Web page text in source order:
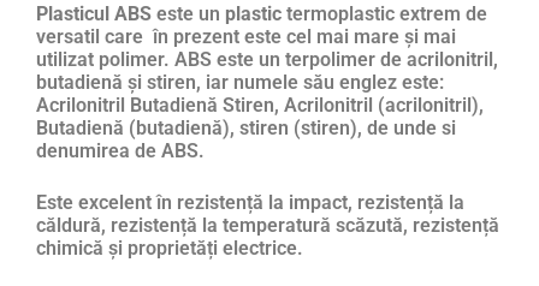
Plasticul ABS este un plastic termoplastic extrem de
versatil care în prezent este cel mai mare și mai
utilizat polimer. ABS este un terpolimer de acrilonitril,
butadienă și stiren, iar numele său englez este:
Acrilonitril Butadienă Stiren, Acrilonitril (acrilonitril),
Butadienă (butadienă), stiren (stiren), de unde si
denumirea de ABS.
Este excelent în rezistență la impact, rezistență la
căldură, rezistență la temperatură scăzută, rezistență
chimică și proprietăți electrice.